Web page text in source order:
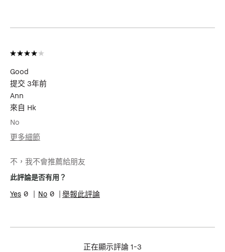
Good
提交 3年前
Ann
來自 Hk
No
更多細節
肌膚類型
極乾性肌膚
不，我不會推薦給朋友
此評論是否有用？
0 0 舉報此評論
正在顯示評論 1-3